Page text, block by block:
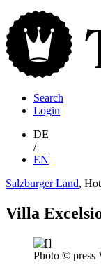
Search
Login
DE
/
EN
Salzburger Land,
Villa
Photo © press